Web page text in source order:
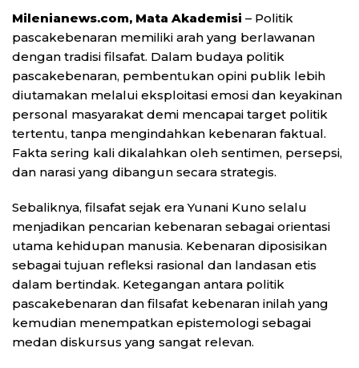
Milenianews.com, Mata Akademisi – Politik
pascakebenaran memiliki arah yang berlawanan
dengan tradisi filsafat. Dalam budaya politik
pascakebenaran, pembentukan opini publik lebih
diutamakan melalui eksploitasi emosi dan keyakinan
personal masyarakat demi mencapai target politik
tertentu, tanpa mengindahkan kebenaran faktual.
Fakta sering kali dikalahkan oleh sentimen, persepsi,
dan narasi yang dibangun secara strategis.
Sebaliknya, filsafat sejak era Yunani Kuno selalu
menjadikan pencarian kebenaran sebagai orientasi
utama kehidupan manusia. Kebenaran diposisikan
sebagai tujuan refleksi rasional dan landasan etis
dalam bertindak. Ketegangan antara politik
pascakebenaran dan filsafat kebenaran inilah yang
kemudian menempatkan epistemologi sebagai
medan diskursus yang sangat relevan.